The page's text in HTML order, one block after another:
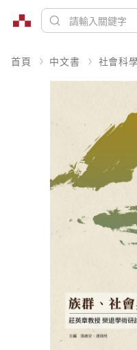
首頁 中文書 社會科